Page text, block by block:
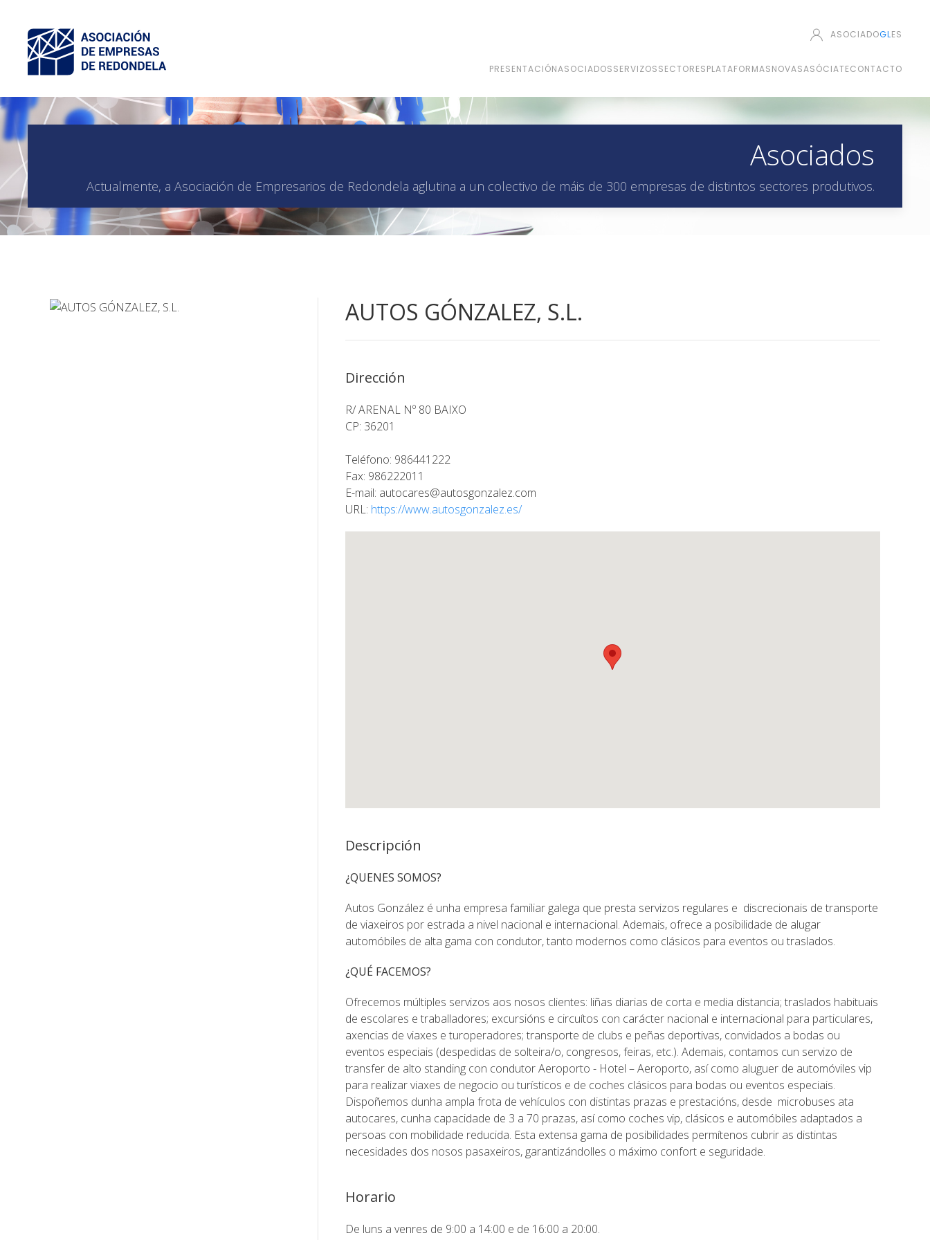
ASOCIADOGLES
PRESENTACIÓNASOCIADOSSERVIZOSSECTORESPLATAFORMASNOVASASÓCIATECONTACTO
Asociados
Actualmente, a Asociación de Empresarios de Redondela aglutina a un colectivo de máis de 300 empresas de distintos sectores produtivos.
AUTOS GÓNZALEZ, S.L.
Dirección
R/ ARENAL Nº 80 BAIXO
CP: 36201
Teléfono: 986441222
Fax: 986222011
E-mail: autocares@autosgonzalez.com
URL: https://www.autosgonzalez.es/
Descripción
¿QUENES SOMOS?
Autos González é unha empresa familiar galega que presta servizos regulares e discrecionais de transporte
de viaxeiros por estrada a nivel nacional e internacional. Ademais, ofrece a posibilidade de alugar
automóbiles de alta gama con condutor, tanto modernos como clásicos para eventos ou traslados.
¿QUÉ FACEMOS?
Ofrecemos múltiples servizos aos nosos clientes: liñas diarias de corta e media distancia; traslados habituais
de escolares e traballadores; excursións e circuítos con carácter nacional e internacional para particulares,
axencias de viaxes e turoperadores; transporte de clubs e peñas deportivas, convidados a bodas ou
eventos especiais (despedidas de solteira/o, congresos, feiras, etc.). Ademais, contamos cun servizo de
transfer de alto standing con condutor Aeroporto - Hotel – Aeroporto, así como aluguer de automóviles vip
para realizar viaxes de negocio ou turísticos e de coches clásicos para bodas ou eventos especiais.
Dispoñemos dunha ampla frota de vehículos con distintas prazas e prestacións, desde microbuses ata
autocares, cunha capacidade de 3 a 70 prazas, así como coches vip, clásicos e automóbiles adaptados a
persoas con mobilidade reducida. Esta extensa gama de posibilidades permítenos cubrir as distintas
necesidades dos nosos pasaxeiros, garantizándolles o máximo confort e seguridade.
Horario
De luns a venres de 9:00 a 14:00 e de 16:00 a 20:00.